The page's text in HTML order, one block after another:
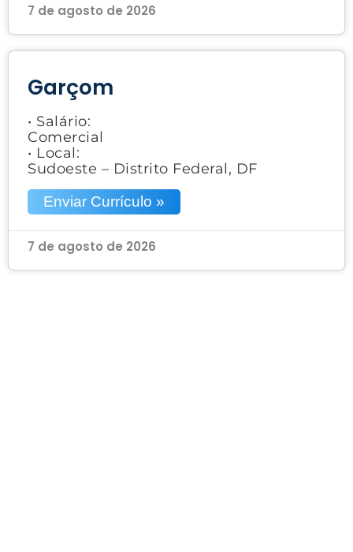
7 de agosto de 2026
Garçom
• Salário:
Comercial
• Local:
Sudoeste – Distrito Federal, DF
Enviar Currículo »
7 de agosto de 2026